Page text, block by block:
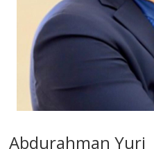
Abdurahman Yuri